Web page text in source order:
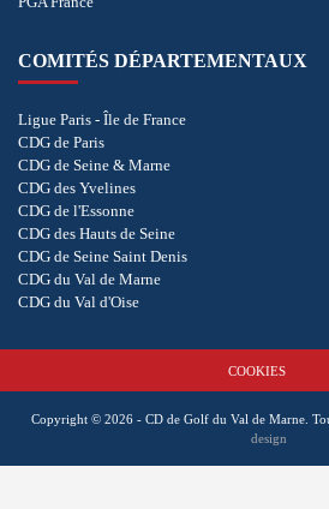
COMITÉS DÉPARTEMENTAUX
Ligue Paris - Île de France
CDG de Paris
CDG de Seine & Marne
CDG des Yvelines
CDG de l'Essonne
CDG des Hauts de Seine
CDG de Seine Saint Denis
CDG du Val de Marne
CDG du Val d'Oise
COOKIES
Copyright © 2026 - CD de Golf du Val de Marne.
design